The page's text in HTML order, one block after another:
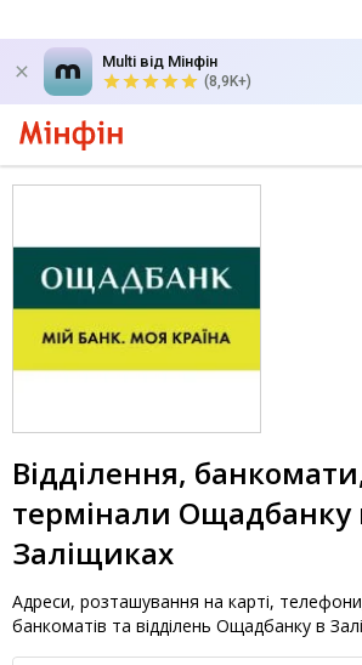
Multi від Мінфін
(8,9K+)
Відділення,
термінали Ощадбанку
Заліщиках
Адреси, розташування на карті,
банкоматів та відділень Ощадбанку в